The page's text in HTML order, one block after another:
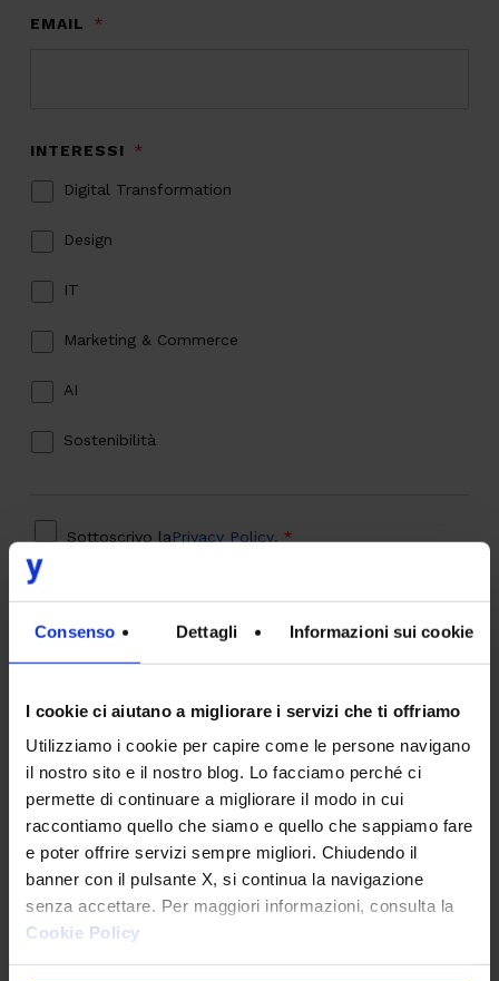
Consenso Dettagli Informazioni sui cookie
I cookie ci aiutano a migliorare i servizi che ti offriamo
Utilizziamo i cookie per capire come le persone navigano
il nostro sito e il nostro blog. Lo facciamo perché ci
permette di continuare a migliorare il modo in cui
raccontiamo quello che siamo e quello che sappiamo fare
e poter offrire servizi sempre migliori. Chiudendo il
banner con il pulsante X, si continua la navigazione
senza accettare. Per maggiori informazioni, consulta la
Cookie Policy
EMAIL *
INTERESSI *
Digital Transformation
Design
IT
Marketing & Commerce
AI
Sostenibilità
Sottoscrivo laPrivacy Policy. *
CAPTCHA
Verifica di essere un umano